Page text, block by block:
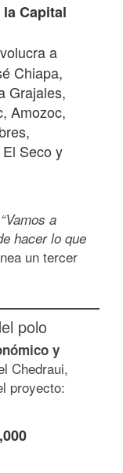
Capital
a
Chiapa,
Grajales,
Amozoc,
Seco y
“Vamos a
hacer lo que
un tercer
polo
y
Chedraui,
proyecto: